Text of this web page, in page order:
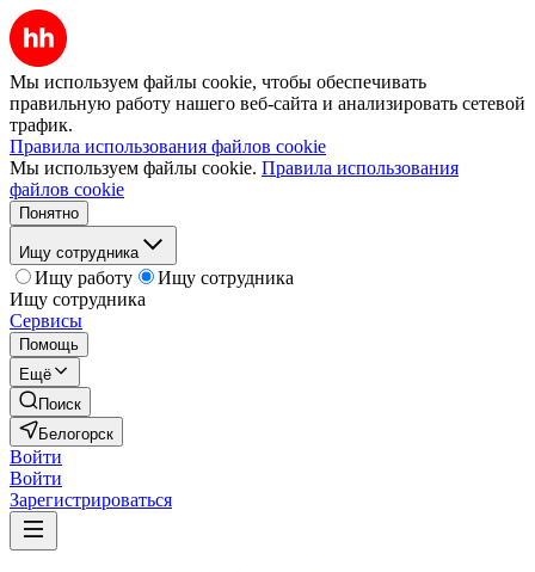
Мы используем файлы cookie, чтобы обеспечивать
правильную работу нашего веб-сайта и анализировать сетевой
трафик.
Правила использования файлов cookie
Мы используем файлы cookie. Правила использования
файлов cookie
Понятно
Ищу сотрудника
Ищу работу
Ищу сотрудника
Ищу сотрудника
Сервисы
Помощь
Ещё
Поиск
Белогорск
Войти
Войти
Зарегистрироваться